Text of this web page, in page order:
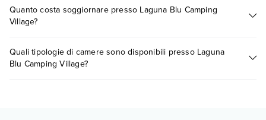
presso Laguna Blu Camping Village. Scoprile tutte nella
sezione dedicata
Quanto costa soggiornare presso Laguna Blu Camping
Village?
base a vari fattori (per es. date, condizioni dell'hotel, ecc). Per
consultare i prezzi, compila il motore di ricerca e scegli
Quali tipologie di camere sono disponibili presso Laguna
Blu Camping Village?